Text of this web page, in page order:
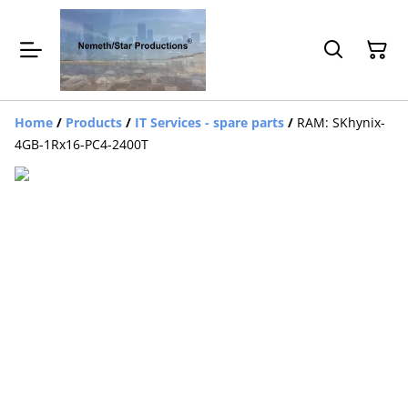
Home / Products / IT Services - spare parts / RAM: SKhynix-
4GB-1Rx16-PC4-2400T